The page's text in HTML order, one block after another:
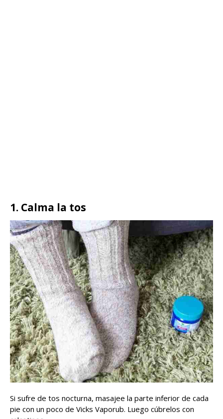
1. Calma la tos
Si sufre de tos nocturna, masajee la parte inferior de cada
pie con un poco de Vicks Vaporub. Luego cúbrelos con